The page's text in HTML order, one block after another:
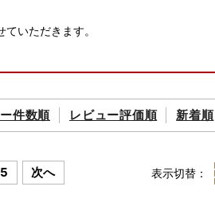
いただきます。
間を要する場合がございます。
。
件数順 レビュー評価順 新着順
5 次へ 表示切替：